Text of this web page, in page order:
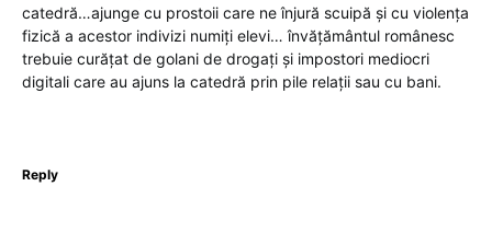
catedră…ajunge cu prostoii care ne înjură scuipă și cu violența
fizică a acestor indivizi numiți elevi… învățământul românesc
trebuie curățat de golani de drogați și impostori mediocri
digitali care au ajuns la catedră prin pile relații sau cu bani.
Reply